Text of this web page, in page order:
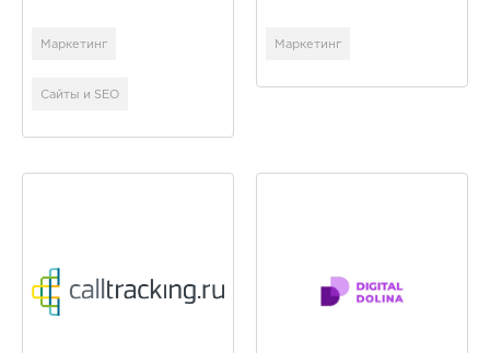
Маркетинг
Сайты и SEO
Маркетинг